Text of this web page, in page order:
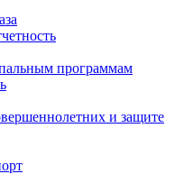
программам
и защите